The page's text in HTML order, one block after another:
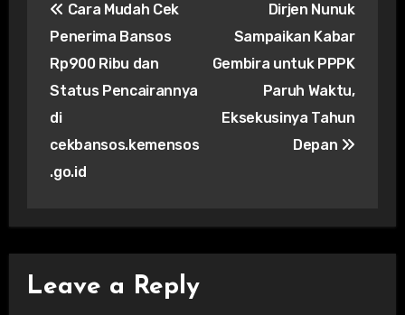
navigation
Cara Mudah Cek
Penerima Bansos
Rp900 Ribu dan
Status Pencairannya
di
cekbansos.kemensos
.go.id
Dirjen Nunuk
Sampaikan Kabar
Gembira untuk PPPK
Paruh Waktu,
Eksekusinya Tahun
Depan
Leave a Reply